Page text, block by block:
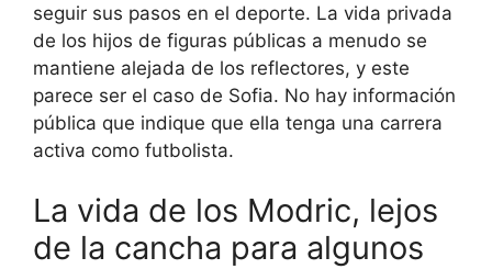
seguir sus pasos en el deporte. La vida privada
de los hijos de figuras públicas a menudo se
mantiene alejada de los reflectores, y este
parece ser el caso de Sofia. No hay información
pública que indique que ella tenga una carrera
activa como futbolista.
La vida de los Modric, lejos
de la cancha para algunos